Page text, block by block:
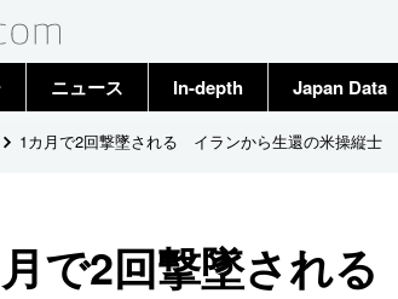
ニュース
トップ
In-depth Japan Data
1カ月で2回撃墜される イランから生還の米操縦士
で2回撃墜され